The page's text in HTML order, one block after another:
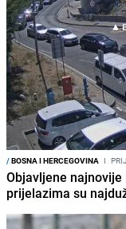
/BOSNA I HERCEGOVINA I
Objavljene
prijelazima su